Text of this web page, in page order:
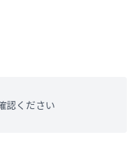
認ください